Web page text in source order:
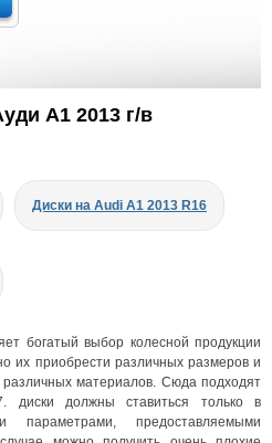
A1 2013 г/в
Диски на Audi A1 2013 R16
богатый выбор колесной продукции
их приобрести различных размеров и
материалов. Сюда подходят
диски должны ставиться только в
параметрами, предоставляемыми